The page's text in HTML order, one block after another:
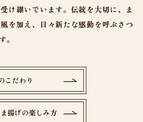
け継いでいます。伝統を大切に、ま
を加え、日々新たな感動を呼ぶさつ
。
こだわり
揚げの楽しみ方